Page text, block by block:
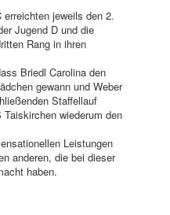
jeweils den 2.
Jugend D und die
Rang in ihren
Briedl Carolina den
gewann und Weber
Staffellauf
wiederum den
Leistungen
anderen, die bei dieser
haben.